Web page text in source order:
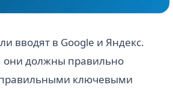
вводят в Google и Яндекс.
они должны правильно
ключевыми